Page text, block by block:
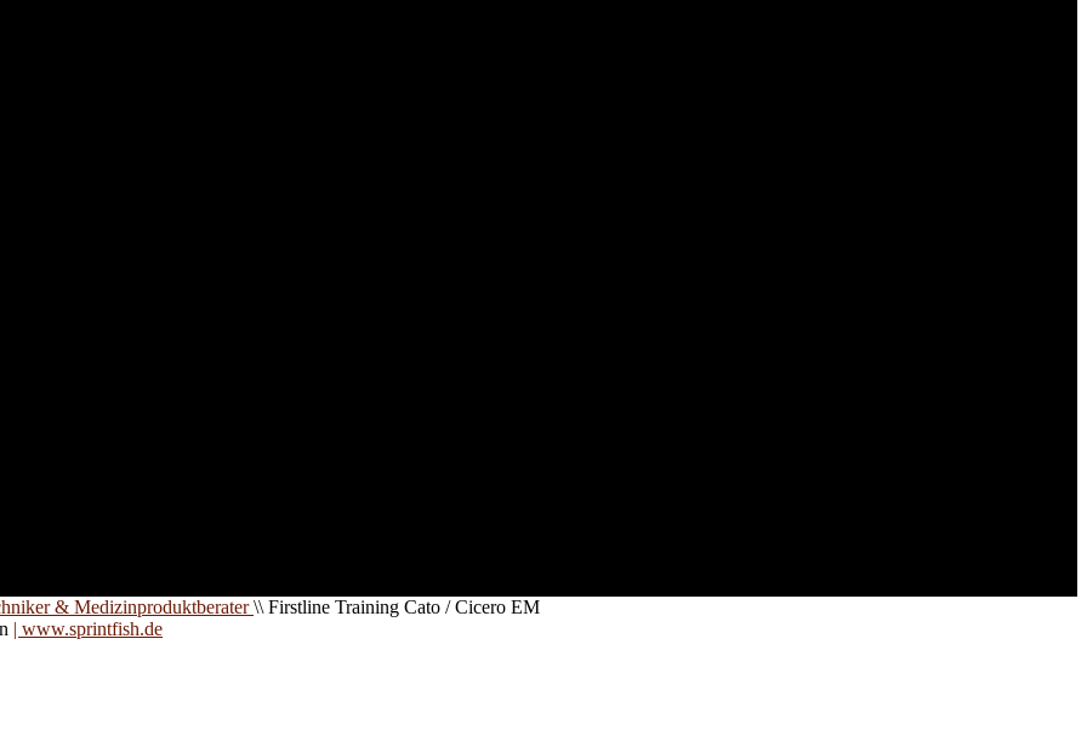
& Medizinproduktberater\\ Firstline Training Cato / Cicero EM
| www.sprintfish.de